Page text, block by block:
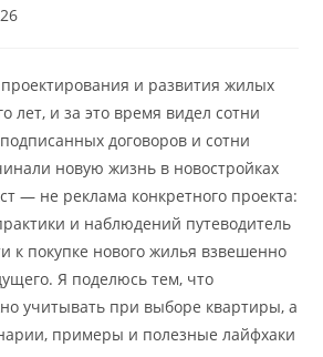
и развития жилых
лет, и за это время видел сотни
договоров и сотни
новую жизнь в новостройках
— не реклама конкретного проекта:
и наблюдений путеводитель
к покупке нового жилья взвешенно
Я поделюсь тем, что
учитывать при выборе квартиры, а
примеры и полезные лайфхаки